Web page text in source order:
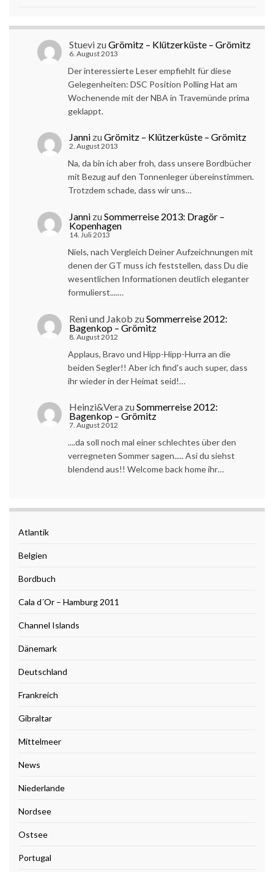
Stuevi zuGrömitz – Klützerküste – Grömitz
6. August 2013
Der interessierte Leser empfiehlt für diese
Gelegenheiten: DSC Position Polling Hat am
Wochenende mit der NBA in Travemünde prima
geklappt.
Janni zuGrömitz – Klützerküste – Grömitz
2. August 2013
Na, da bin ich aber froh, dass unsere Bordbücher
mit Bezug auf den Tonnenleger übereinstimmen.
Trotzdem schade, dass wir uns…
Janni zuSommerreise 2013: Dragör –
Kopenhagen
14. Juli 2013
Niels, nach Vergleich Deiner Aufzeichnungen mit
denen der GT muss ich feststellen, dass Du die
wesentlichen Informationen deutlich eleganter
formulierst....…
Reni und Jakob zuSommerreise 2012:
Bagenkop – Grömitz
8. August 2012
Applaus, Bravo und Hipp-Hipp-Hurra an die
beiden Segler!! Aber ich find's auch super, dass
ihr wieder in der Heimat seid!…
Heinzi&Vera zuSommerreise 2012:
Bagenkop – Grömitz
7. August 2012
....da soll noch mal einer schlechtes über den
verregneten Sommer sagen..... Asi du siehst
blendend aus!! Welcome back home ihr…
Atlantik
Belgien
Bordbuch
Cala d´Or – Hamburg 2011
Channel Islands
Dänemark
Deutschland
Frankreich
Gibraltar
Mittelmeer
News
Niederlande
Nordsee
Ostsee
Portugal